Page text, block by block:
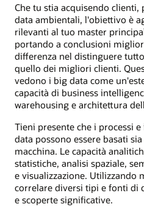
Che tu stia acquisendo
data ambientali, l'obiettivo è
rilevanti al tuo master
portando a conclusioni
differenza nel distinguere
quello dei migliori clienti.
vedono i big data come
capacità di business
warehousing e architettura
Tieni presente che i processi
data possono essere basati
macchina. Le capacità
statistiche, analisi spaziale,
e visualizzazione. Utilizzando
correlare diversi tipi e fonti di
e scoperte significative.